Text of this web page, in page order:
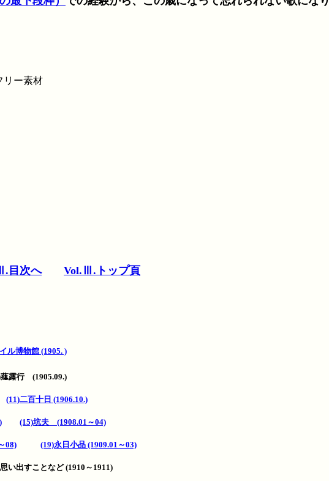
リー素材
目次へ Vol.Ⅲ.トップ頁
ル博物館 (1905. )
露行 (1905.09.)
(11)二百十日 (1906.10.)
(15)坑夫 (1908.01～04)
08) (19)永日小品 (1909.01～03)
出すことなど (1910～1911)